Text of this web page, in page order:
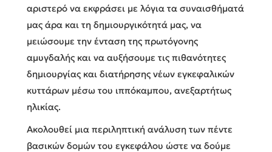
αριστερό να εκφράσει με λόγια τα συναισθήματά
μας άρα και τη δημιουργικότητά μας, να
μειώσουμε την ένταση της πρωτόγονης
αμυγδαλής και να αυξήσουμε τις πιθανότητες
δημιουργίας και διατήρησης νέων εγκεφαλικών
κυττάρων μέσω του ιππόκαμπου, ανεξαρτήτως
ηλικίας.
Ακολουθεί μια περιληπτική ανάλυση των πέντε
βασικών δομών του εγκεφάλου ώστε να δούμε